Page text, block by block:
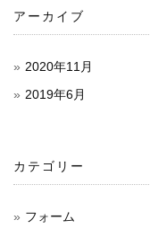
シ
ョ
ン
アーカイブ
2020年11月
2019年6月
カテゴリー
フォーム